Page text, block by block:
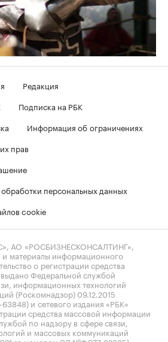
Редакция
Подписка на РБК
Информация об ограничениях
прав
персональных данных
cookie
АО «РОСБИЗНЕСКОНСАЛТИНГ»,
материалы информационного
о регистрации средства
Федеральной службой
информационных технологий
(Роскомнадзор) 09.12.2015
и сетевого издания «РБК»
средства массовой информации
по надзору в сфере связи,
и массовых коммуникаций